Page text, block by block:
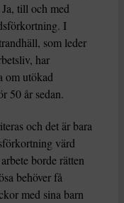
till och med
I
som leder
har
om utökad
50 år sedan.
och det är bara
värd
borde rätten
behöver få
med sina barn